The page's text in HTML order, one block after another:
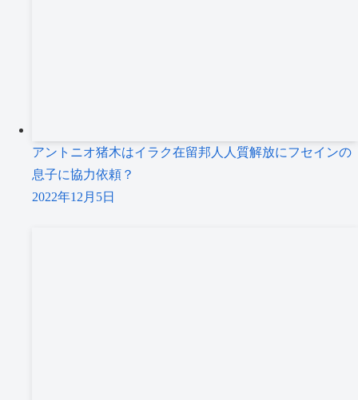
アントニオ猪木はイラク在留邦人人質解放にフセインの
息子に協力依頼？
2022年12月5日